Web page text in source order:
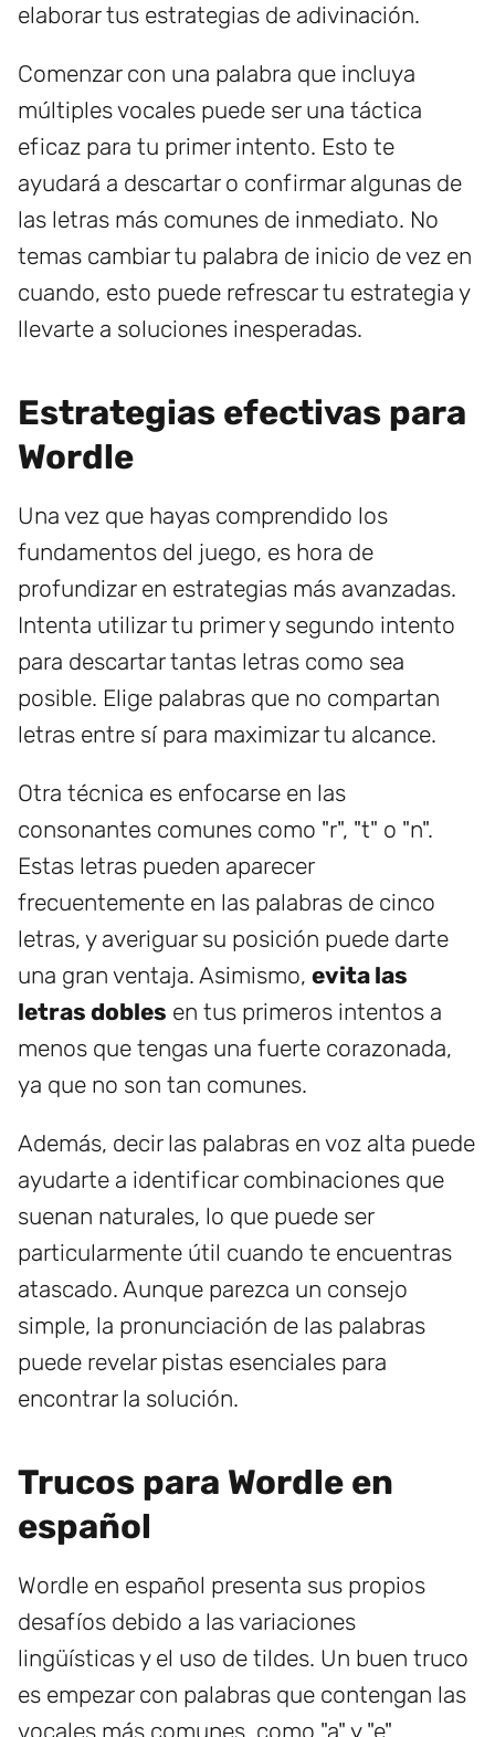
elaborar tus estrategias de adivinación.
Comenzar con una palabra que incluya
múltiples vocales puede ser una táctica
eficaz para tu primer intento. Esto te
ayudará a descartar o confirmar algunas de
las letras más comunes de inmediato. No
temas cambiar tu palabra de inicio de vez en
cuando, esto puede refrescar tu estrategia y
llevarte a soluciones inesperadas.
Estrategias efectivas para
Wordle
Una vez que hayas comprendido los
fundamentos del juego, es hora de
profundizar en estrategias más avanzadas.
Intenta utilizar tu primer y segundo intento
para descartar tantas letras como sea
posible. Elige palabras que no compartan
letras entre sí para maximizar tu alcance.
Otra técnica es enfocarse en las
consonantes comunes como "r", "t" o "n".
Estas letras pueden aparecer
frecuentemente en las palabras de cinco
letras, y averiguar su posición puede darte
una gran ventaja. Asimismo, evita las
letras dobles en tus primeros intentos a
menos que tengas una fuerte corazonada,
ya que no son tan comunes.
Además, decir las palabras en voz alta puede
ayudarte a identificar combinaciones que
suenan naturales, lo que puede ser
particularmente útil cuando te encuentras
atascado. Aunque parezca un consejo
simple, la pronunciación de las palabras
puede revelar pistas esenciales para
encontrar la solución.
Trucos para Wordle en
español
Wordle en español presenta sus propios
desafíos debido a las variaciones
lingüísticas y el uso de tildes. Un buen truco
es empezar con palabras que contengan las
vocales más comunes, como "a" y "e".